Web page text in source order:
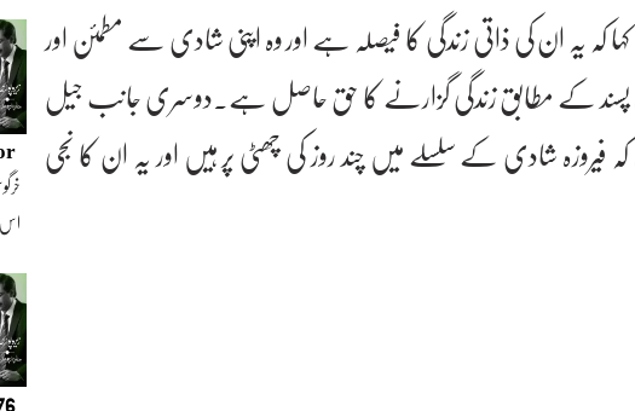
یہ ان کی ذاتی زندگی کا فیصلہ ہے اور وہ اپنی شادی سے مطمئن اور
پسند کے مطابق زندگی گزارنے کا حق حاصل ہے۔دوسری جانب جیل
فیروزہ شادی کے سلسلے میں چند روز کی چھٹی پر ہیں اور یہ ان کا نجی